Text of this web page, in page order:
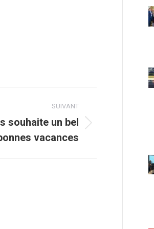
SUIVANT
souhaite un bel
vacances